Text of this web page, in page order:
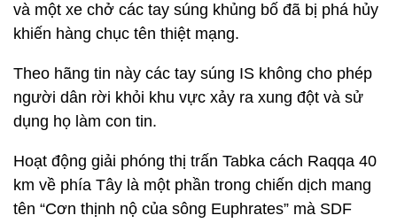
và một xe chở các tay súng khủng bố đã bị phá hủy
khiến hàng chục tên thiệt mạng.
Theo hãng tin này các tay súng IS không cho phép
người dân rời khỏi khu vực xảy ra xung đột và sử
dụng họ làm con tin.
Hoạt động giải phóng thị trấn Tabka cách Raqqa 40
km về phía Tây là một phần trong chiến dịch mang
tên “Cơn thịnh nộ của sông Euphrates” mà SDF